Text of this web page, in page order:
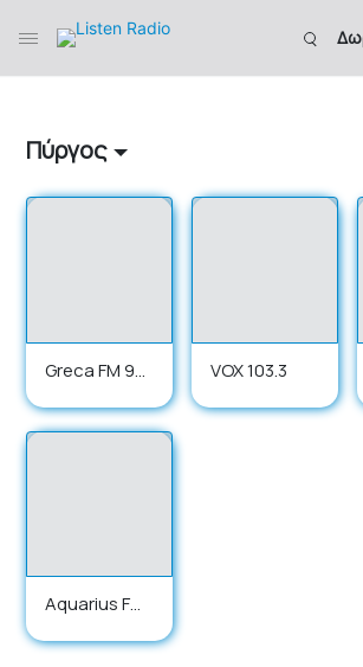
Πύργος
Greca FM 99.
VOX 103.3
Aquarius FM